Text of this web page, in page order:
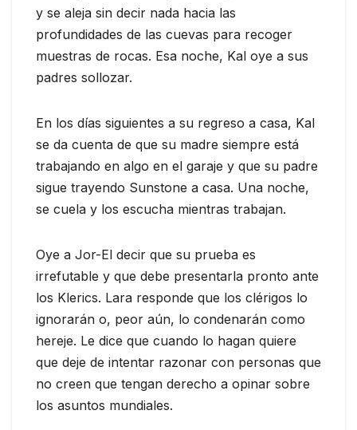
y se aleja sin decir nada hacia las
profundidades de las cuevas para recoger
muestras de rocas. Esa noche, Kal oye a sus
padres sollozar.
En los días siguientes a su regreso a casa, Kal
se da cuenta de que su madre siempre está
trabajando en algo en el garaje y que su padre
sigue trayendo Sunstone a casa. Una noche,
se cuela y los escucha mientras trabajan.
Oye a Jor-El decir que su prueba es
irrefutable y que debe presentarla pronto ante
los Klerics. Lara responde que los clérigos lo
ignorarán o, peor aún, lo condenarán como
hereje. Le dice que cuando lo hagan quiere
que deje de intentar razonar con personas que
no creen que tengan derecho a opinar sobre
los asuntos mundiales.